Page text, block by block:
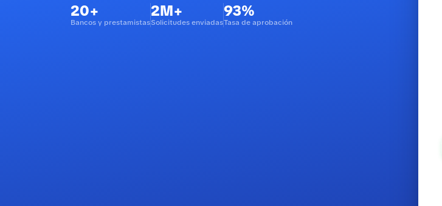
20+
Bancos y prestamistas
2M+
Solicitudes enviadas
93%
Tasa de aprobación